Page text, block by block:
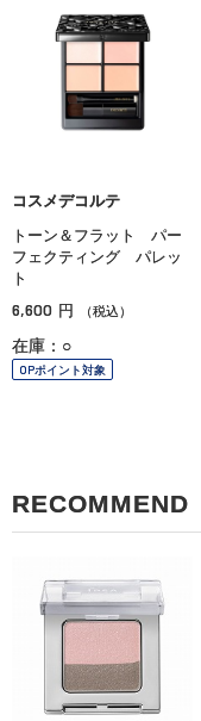
コスメデコルテ
トーン＆フラット パー
フェクティング パレッ
ト
6,600 円 （税込）
在庫：○
OPポイント対象
RECOMMEND